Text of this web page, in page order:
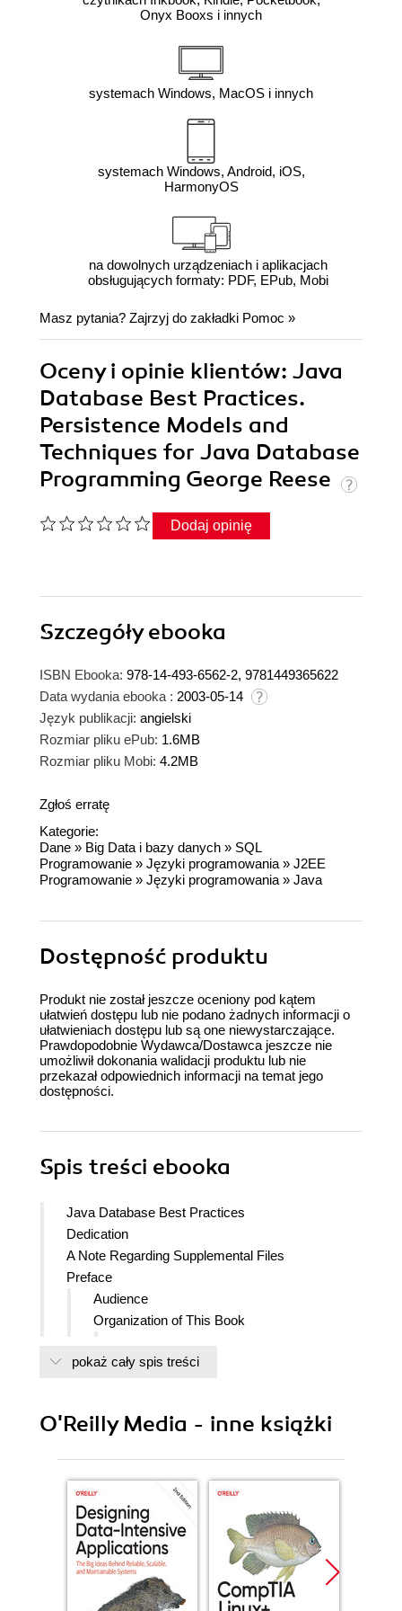
Onyx Booxs i innych
systemach Windows, MacOS i innych
systemach Windows, Android, iOS,
HarmonyOS
na dowolnych urządzeniach i aplikacjach
obsługujących formaty: PDF, EPub, Mobi
Masz pytania? Zajrzyj do zakładki Pomoc »
Oceny i opinie klientów: Java
Database Best Practices.
Persistence Models and
Techniques for Java Database
Programming George Reese
Dodaj opinię
Szczegółyebooka
ISBN Ebooka: 978-14-493-6562-2, 9781449365622
Data wydania ebooka : 2003-05-14
Język publikacji: angielski
Rozmiar pliku ePub: 1.6MB
Rozmiar pliku Mobi: 4.2MB
Zgłoś erratę
Kategorie:
Dane » Big Data i bazy danych » SQL
Programowanie » Języki programowania » J2EE
Programowanie » Języki programowania » Java
Dostępność produktu
Produkt nie został jeszcze oceniony pod kątem
ułatwień dostępu lub nie podano żadnych informacji o
ułatwieniach dostępu lub są one niewystarczające.
Prawdopodobnie Wydawca/Dostawca jeszcze nie
umożliwił dokonania walidacji produktu lub nie
przekazał odpowiednich informacji na temat jego
dostępności.
Spis treści ebooka
Java Database Best Practices
Dedication
A Note Regarding Supplemental Files
Preface
Audience
Organization of This Book
Part II
Comments and Questions
I. Data Architecture
1. Elements of Database Applications
Database Application Architectures
The Network Architecture
Network segmentation
Bandwidth
pokaż cały spis treści
O'Reilly Media - inne książki